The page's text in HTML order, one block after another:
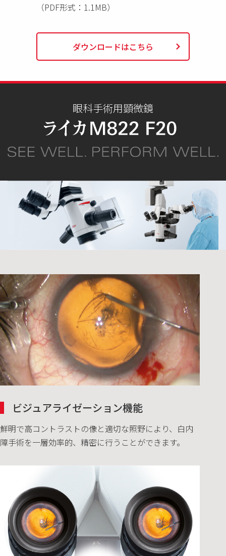
（PDF形式：1.1MB）
ダウンロードはこちら chevron_right
眼科手術用顕微鏡
ビジュアライゼーション機能
鮮明で高コントラストの像と適切な照野により、白内
障手術を一層効率的、精密に行うことができます。